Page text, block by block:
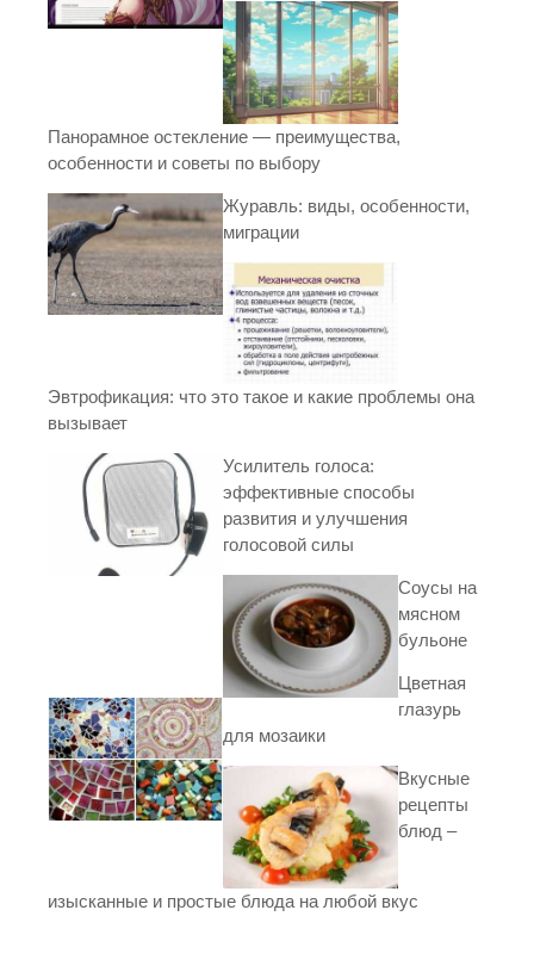
Панорамное остекление — преимущества,
особенности и советы по выбору
Журавль: виды, особенности,
миграции
Эвтрофикация: что это такое и какие проблемы она
вызывает
Усилитель голоса:
эффективные способы
развития и улучшения
голосовой силы
Соусы на
мясном
бульоне
Цветная
глазурь
для мозаики
Вкусные
рецепты
блюд –
изысканные и простые блюда на любой вкус